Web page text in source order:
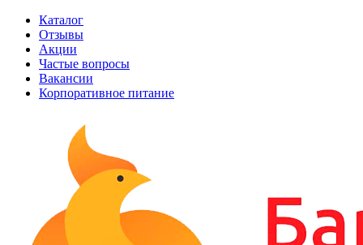
Каталог
Отзывы
Акции
Частые вопросы
Вакансии
Корпоративное питание